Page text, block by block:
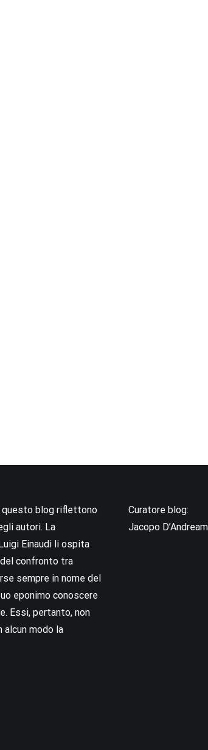
questo blog riflettono
autori. La
Einaudi li ospita
confronto tra
sempre in nome del
eponimo conoscere
Essi, pertanto, non
alcun modo la
Curatore blog:
Jacopo